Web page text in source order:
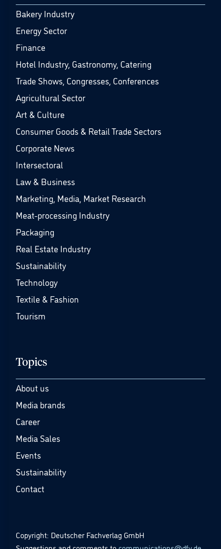
Bakery Industry
Energy Sector
Finance
Hotel Industry, Gastronomy, Catering
Trade Shows, Congresses, Conferences
Agricultural Sector
Art & Culture
Consumer Goods & Retail Trade Sectors
Corporate News
Intersectoral
Law & Business
Marketing, Media, Market Research
Meat-processing Industry
Packaging
Real Estate Industry
Sustainability
Technology
Textile & Fashion
Tourism
Topics
About us
Media brands
Career
Media Sales
Events
Sustainability
Contact
Copyright: Deutscher Fachverlag GmbH